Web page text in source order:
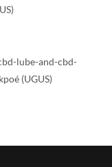
lube-and-cbd-
(UGUS)